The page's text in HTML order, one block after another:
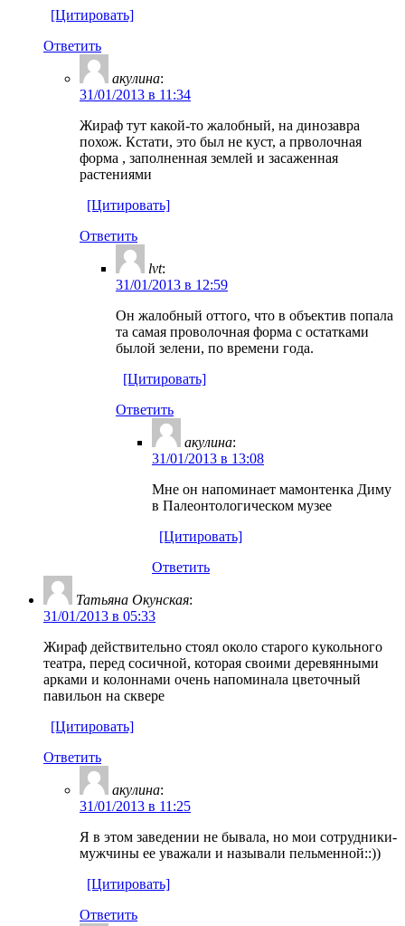
[Цитировать]
Ответить
акулина:
31/01/2013 в 11:34
Жираф тут какой-то жалобный, на динозавра
похож. Кстати, это был не куст, а прволочная
форма , заполненная землей и засаженная
растениями
[Цитировать]
Ответить
lvt:
31/01/2013 в 12:59
Он жалобный оттого, что в объектив попала
та самая проволочная форма с остатками
былой зелени, по времени года.
[Цитировать]
Ответить
акулина:
31/01/2013 в 13:08
Мне он напоминает мамонтенка Диму
в Палеонтологическом музее
[Цитировать]
Ответить
Татьяна Окунская:
31/01/2013 в 05:33
Жираф действительно стоял около старого кукольного
театра, перед сосичной, которая своими деревянными
арками и колоннами очень напоминала цветочный
павильон на сквере
[Цитировать]
Ответить
акулина:
31/01/2013 в 11:25
Я в этом заведении не бывала, но мои сотрудники-
мужчины ее уважали и называли пельменной::))
[Цитировать]
Ответить